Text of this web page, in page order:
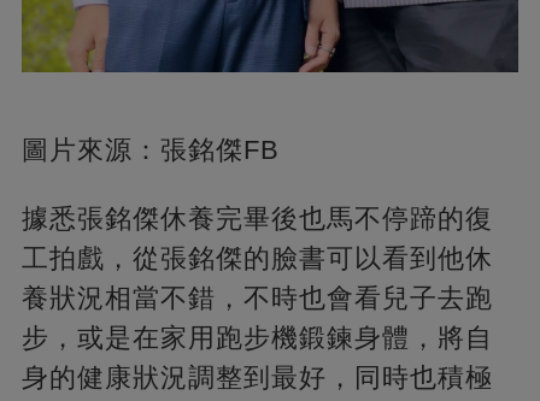
圖片來源：張銘傑FB
據悉張銘傑休養完畢後也馬不停蹄的復
工拍戲，從張銘傑的臉書可以看到他休
養狀況相當不錯，不時也會看兒子去跑
步，或是在家用跑步機鍛鍊身體，將自
身的健康狀況調整到最好，同時也積極